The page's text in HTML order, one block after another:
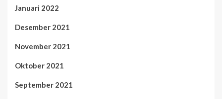
Januari 2022
Desember 2021
November 2021
Oktober 2021
September 2021